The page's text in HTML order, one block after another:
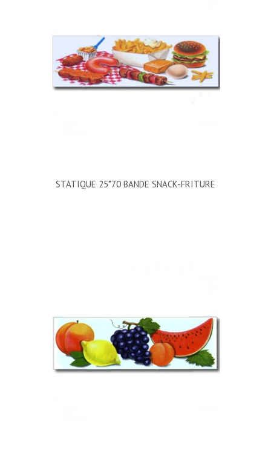
STATIQUE 25*70 BANDE SNACK-FRITURE